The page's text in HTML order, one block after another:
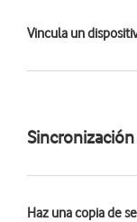
Vincula un
Sincronización
Haz una copia de